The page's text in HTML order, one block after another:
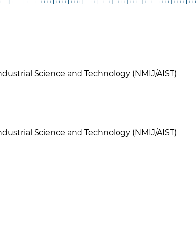
Science and Technology (NMIJ/AIST)
Science and Technology (NMIJ/AIST)